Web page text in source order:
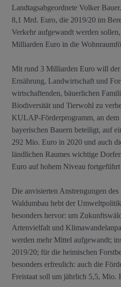
Landtagsabgeordnete Volker
8,1 Mrd. Euro, die 2019/20 im
Verkehr aufgewandt werden
Milliarden Euro in die
Mit rund 3 Milliarden Euro will der
Ernährung, Landwirtschaft und
wirtschaftenden, bäuerlichen
Biodiversität und Tierwohl zu
KULAP-Förderprogramm, an
bayerischen Bauern beteiligt, auf
292 Mio. Euro in 2020 und auch
ländlichen Raumes wichtige
Euro auf hohem Niveau
Die anvisierten Anstrengungen
Waldumbau hebt der
besonders hervor: um
Artenvielfalt und
werden mehr Mittel aufgewandt;
2019/20; für die heimischen
besonders erfreulich: auch die
Freistaat soll um jährlich 5,5, Mio.